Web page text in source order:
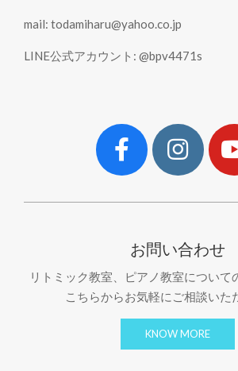
mail: todamiharu@yahoo.co.jp
LINE公式アカウント: @bpv4471s
お問い合わせ
リトミック教室、ピアノ教室について
こちらからお気軽にご相談いた
KNOW MORE